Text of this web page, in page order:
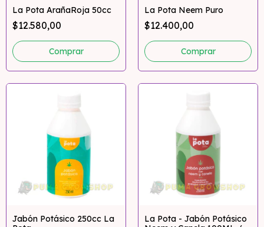
La Pota ArañaRoja 50cc
$12.580,00
La Pota Neem Puro
$12.400,00
Jabón Potásico 250cc La
La Pota - Jabón Potásico